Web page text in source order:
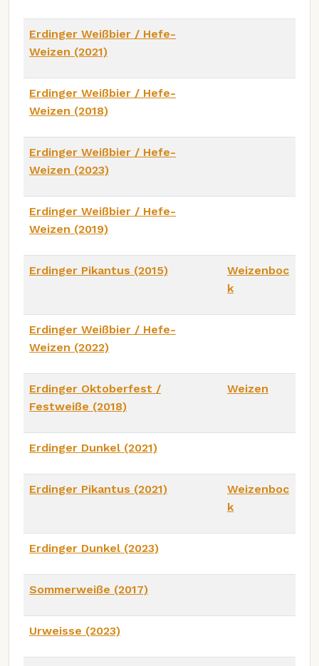
Erdinger Weißbier / Hefe-
Weizen (2021)
Erdinger Weißbier / Hefe-
Weizen (2018)
Erdinger Weißbier / Hefe-
Weizen (2023)
Erdinger Weißbier / Hefe-
Weizen (2019)
Erdinger Pikantus (2015)
Weizenboc
k
Erdinger Weißbier / Hefe-
Weizen (2022)
Erdinger Oktoberfest /
Festweiße (2018)
Weizen
Erdinger Dunkel (2021)
Erdinger Pikantus (2021)
Weizenboc
k
Erdinger Dunkel (2023)
Sommerweiße (2017)
Urweisse (2023)